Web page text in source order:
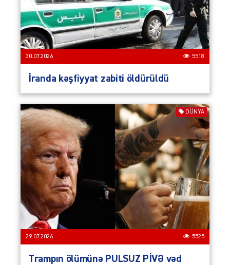
30.07.2026 5518
İranda kəşfiyyat zabiti öldürüldü
DÜNYA
29.07.2026 5525
Trampın ölümünə PULSUZ PİVƏ vəd